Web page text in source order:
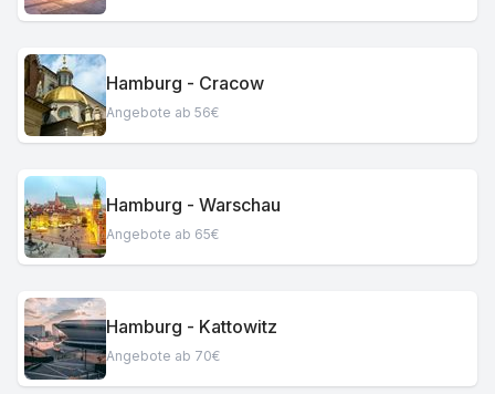
Hamburg - Cracow
Angebote ab 56€
Hamburg - Warschau
Angebote ab 65€
Hamburg - Kattowitz
Angebote ab 70€